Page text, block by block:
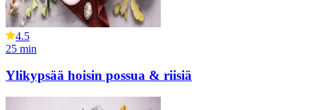
4.5
25 min
Ylikypsää hoisin possua & riisiä